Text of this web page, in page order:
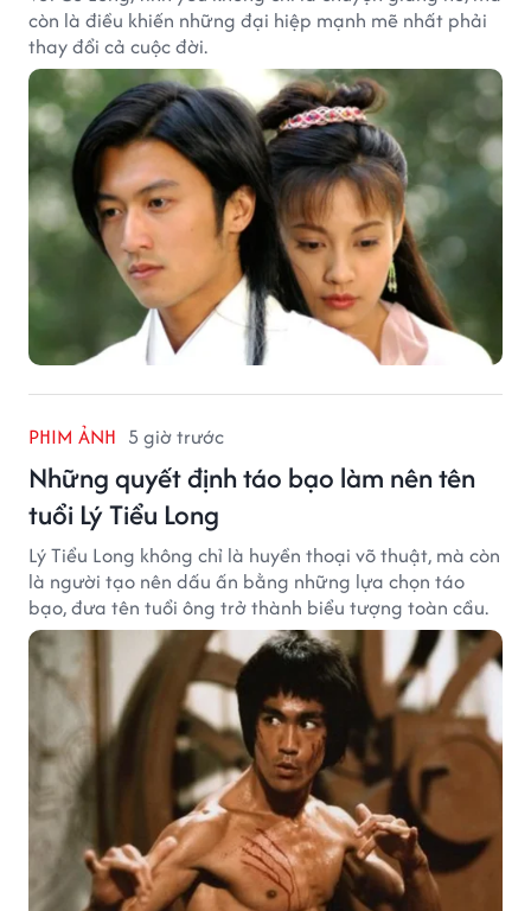
còn là điều khiến những đại hiệp mạnh mẽ nhất phải
thay đổi cả cuộc đời.
PHIM ẢNH 5 giờ trước
Những quyết định táo bạo làm nên tên
tuổi Lý Tiểu Long
Lý Tiểu Long không chỉ là huyền thoại võ thuật, mà còn
là người tạo nên dấu ấn bằng những lựa chọn táo
bạo, đưa tên tuổi ông trở thành biểu tượng toàn cầu.